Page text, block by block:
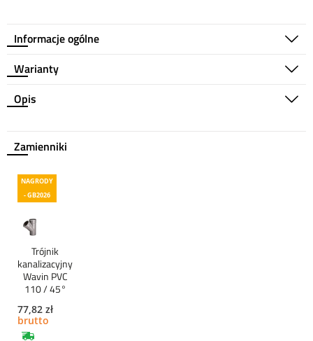
Informacje ogólne
Warianty
Opis
Zamienniki
NAGRODY
- GB2026
Trójnik
kanalizacyjny
Wavin PVC
110 / 45°
77,82 zł
brutto